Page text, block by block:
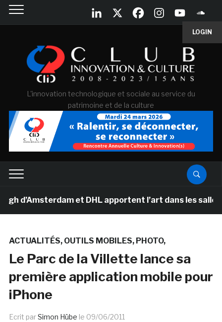
LOGIN
L'innovation technologique et sociale au service du
patrimoine et de la culture
et DHL apportent l’art dans les salles de
ACTUALITÉS OUTILS MOBILES PHOTO
Le Parc de la Villette lance sa
première application mobile pour
iPhone
Ecrit parSimon Hübe le 09/06/2011